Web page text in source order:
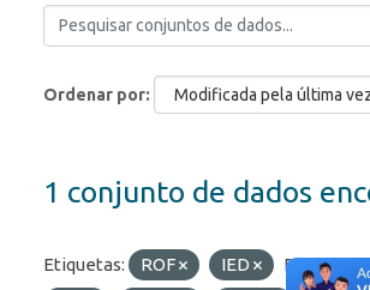
Ordenar por
1 conjunto de dados
Etiquetas: ROF IED Formatos: